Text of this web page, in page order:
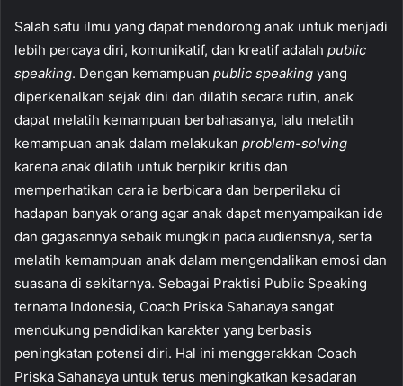
Salah satu ilmu yang dapat mendorong anak untuk menjadi
lebih percaya diri, komunikatif, dan kreatif adalah public
speaking. Dengan kemampuan public speaking yang
diperkenalkan sejak dini dan dilatih secara rutin, anak
dapat melatih kemampuan berbahasanya, lalu melatih
kemampuan anak dalam melakukan problem-solving
karena anak dilatih untuk berpikir kritis dan
memperhatikan cara ia berbicara dan berperilaku di
hadapan banyak orang agar anak dapat menyampaikan ide
dan gagasannya sebaik mungkin pada audiensnya, serta
melatih kemampuan anak dalam mengendalikan emosi dan
suasana di sekitarnya. Sebagai Praktisi Public Speaking
ternama Indonesia, Coach Priska Sahanaya sangat
mendukung pendidikan karakter yang berbasis
peningkatan potensi diri. Hal ini menggerakkan Coach
Priska Sahanaya untuk terus meningkatkan kesadaran